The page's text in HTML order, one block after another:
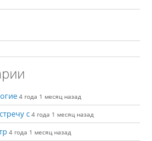
4 года 1 месяц назад
с 4 года 1 месяц назад
4 года 1 месяц назад